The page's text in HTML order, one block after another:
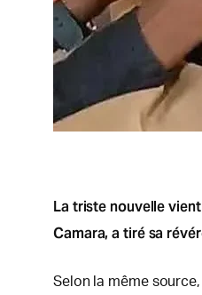
La triste nouvelle
Camara, a tiré sa
Selon la même